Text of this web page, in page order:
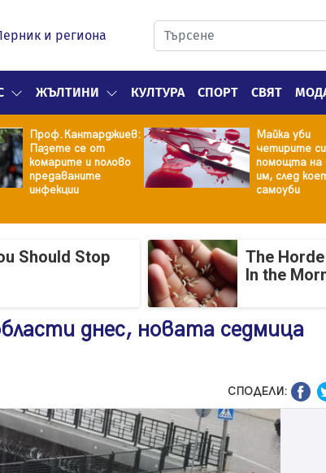
и региона
ЖЪЛТИНИ КУЛТУРА СПОРТ СВЯТ
Проф.Кантарджиев:
Пазете се от
комарите и полово
предаваните
инфекции
Майка уби
четирите
помощта на
им, след
самоуби
Should Stop
The
In the
днес, новата седмица
СПОДЕЛИ: